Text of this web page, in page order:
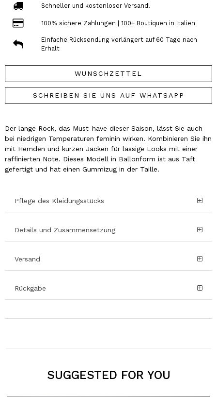
Schneller und kostenloser Versand!
100% sichere Zahlungen | 100+ Boutiquen in Italien
Einfache Rücksendung verlängert auf 60 Tage nach
Erhalt
WUNSCHZETTEL
SCHREIBEN SIE UNS AUF WHATSAPP
Der lange Rock, das Must-have dieser Saison, lässt Sie auch
bei niedrigen Temperaturen feminin wirken. Kombinieren Sie ihn
mit Hemden und kurzen Jacken für lässige Looks mit einer
raffinierten Note. Dieses Modell in Ballonform ist aus Taft
gefertigt und hat einen Gummizug in der Taille.
Pflege des Kleidungsstücks
Details und Zusammensetzung
Versand
Rückgabe
SUGGESTED FOR YOU